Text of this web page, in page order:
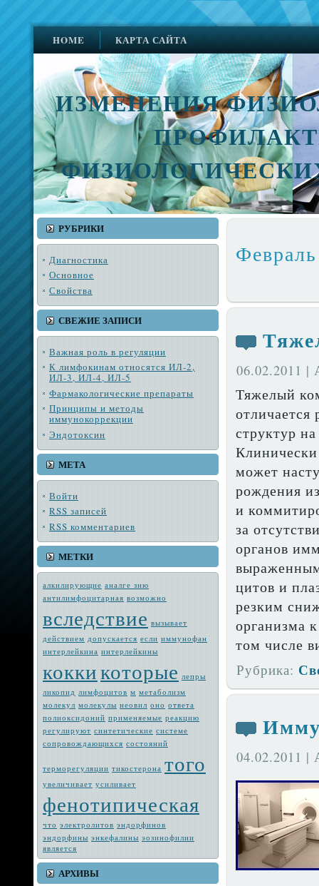
HOME КАРТА САЙТА
ИЗМЕНЕНИЯ
РУБРИКИ
Диагностика
Основное
Свойства
СВЕЖИЕ ЗАПИСИ
Важная роль в регуляции
К лимфокинам относятся ИЛ-2,
ИЛ-3, ИЛ-4, ИЛ-5
Фармакологические препараты
Принципы и методы
иммунокоррекции
Эндотоксин
МЕТА
Войти
RSS записей
RSS комментариев
МЕТКИ
алкилирующие аналге зию
антилимфоцитарная возмож­но
вследствие вызывает
действием допускается если иммунофан
интерлейкина интерлейкины
коккикоторые лепры
ликопид лимфоцитов м метабо­лизм
молекул молекулы неовил оно ответа
полиоксидоний применяемые реакцию
регулируют синтетические системе
сопровождающих­ся состояний
терморегуляции тикостерона того
увеличивает усиливает
фенотипическая
что электро­литов эндорфинов
эндорфины энкефалины эозинофилии
является
АРХИВЫ
06.02.2011
Тяжелый
структур
может
рождения
и
за
органов
цитов и
резким
организма
том числе
Рубрика:
04.02.2011